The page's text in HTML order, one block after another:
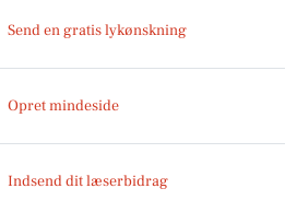
Send en gratis lykønskning
Opret mindeside
Indsend dit læserbidrag